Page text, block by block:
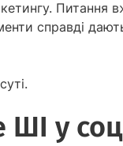
Питання
справді
у